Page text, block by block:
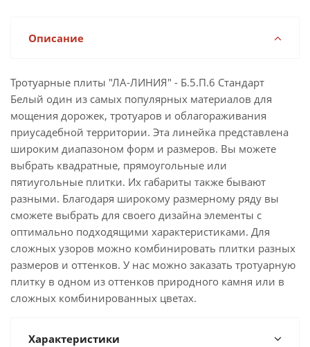
Описание
Тротуарные плиты "ЛА-ЛИНИЯ" - Б.5.П.6 Стандарт
Белый один из самых популярных материалов для
мощения дорожек, тротуаров и облагораживания
приусадебной территории. Эта линейка представлена
широким диапазоном форм и размеров. Вы можете
выбрать квадратные, прямоугольные или
пятиугольные плитки. Их габариты также бывают
разными. Благодаря широкому размерному ряду вы
сможете выбрать для своего дизайна элементы с
оптимально подходящими характеристиками. Для
сложных узоров можно комбинировать плитки разных
размеров и оттенков. У нас можно заказать тротуарную
плитку в одном из оттенков природного камня или в
сложных комбинированных цветах.
Характеристики